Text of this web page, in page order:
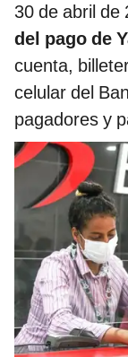
30 de abril de
del pago de
cuenta,
celular del
pagadores y